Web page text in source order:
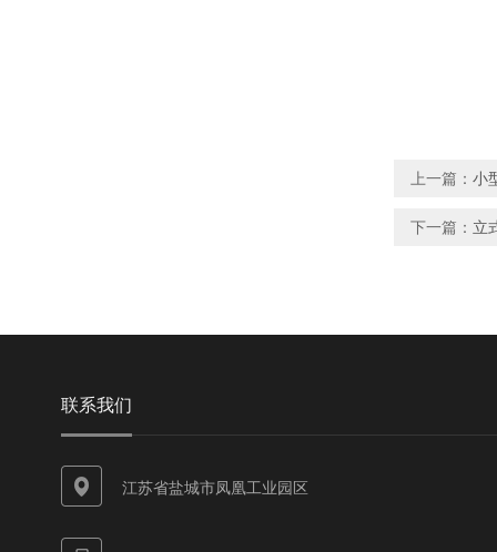
上一篇： 小
下一篇： 立
联系我们
江苏省盐城市凤凰工业园区